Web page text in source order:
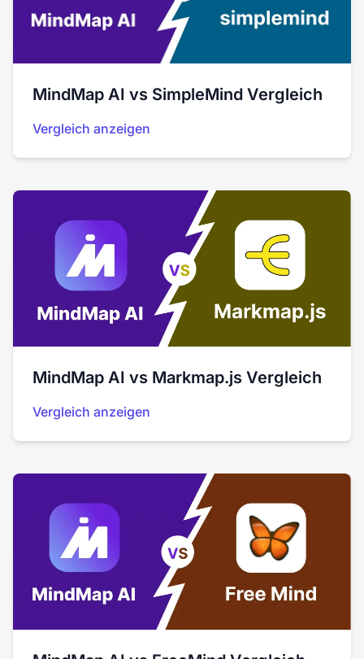
MindMap AI vs SimpleMind Vergleich
Vergleich anzeigen
MindMap AI vs Markmap.js Vergleich
Vergleich anzeigen